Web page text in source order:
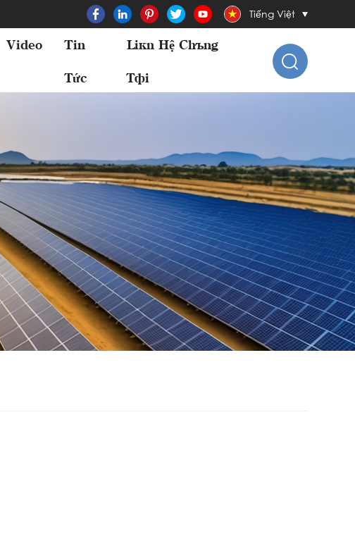
Tiếng Việt
Video Tin
Tức
Liên Hệ Chúng
Tôi